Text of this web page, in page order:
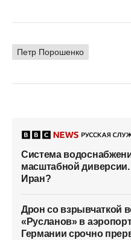
Петр Порошенко
Система
масштабной
Иран?
Дрон со взрывчаткой
«Русланов» в
Германии срочно